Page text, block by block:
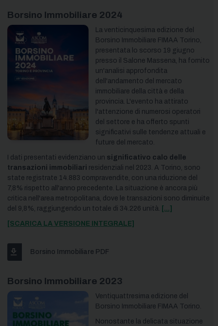
Borsino Immobiliare 2024
La venticinquesima edizione del
Borsino Immobiliare FIMAA Torino,
presentata lo scorso 19 giugno
presso il Salone Massena, ha fornito
un'analisi approfondita
dell'andamento del mercato
immobiliare della città e della
provincia. L'evento ha attirato
l'attenzione di numerosi operatori
del settore e ha offerto spunti
significativi sulle tendenze attuali e
future del mercato.
I dati presentati evidenziano un significativo calo delle
transazioni immobiliari residenziali nel 2023. A Torino, sono
state registrate 14.883 compravendite, con una riduzione del
7,8% rispetto all'anno precedente. La situazione è ancora più
critica nell'area metropolitana, dove le transazioni sono diminuite
del 9,8%, raggiungendo un totale di 34.226 unità. [...]
[SCARICA LA VERSIONE INTEGRALE]
Borsino Immobiliare PDF
Borsino Immobiliare 2023
Ventiquattresima edizione del
Borsino Immobiliare FIMAA Torino.
Nonostante la delicata situazione